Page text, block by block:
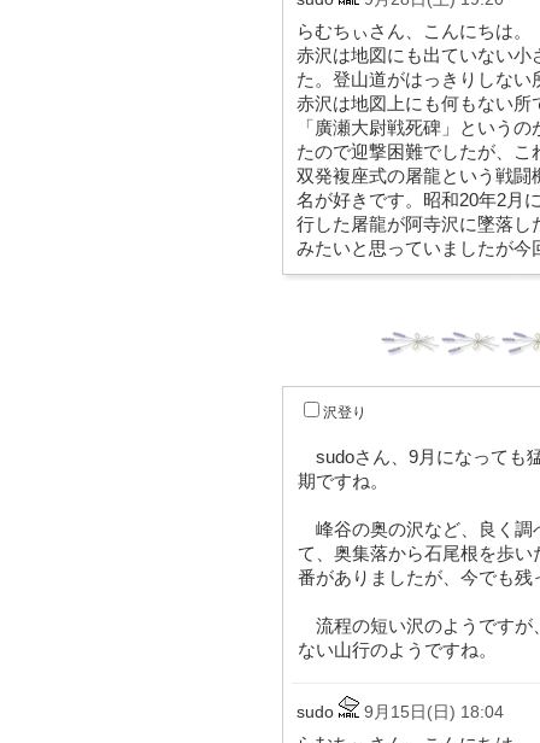
らむちぃさん、こんにちは。
赤沢は地図にも出ていない
た。登山道がはっきりしな
赤沢は地図上にも何もない
「廣瀬大尉戦死碑」という
たので迎撃困難でしたが、
双発複座式の屠龍という戦闘
名が好きです。昭和20年2月
行した屠龍が阿寺沢に墜落
みたいと思っていましたが今
沢登り
sudoさん、9月になっても
期ですね。
峰谷の奥の沢など、良く調
て、奥集落から石尾根を歩
番がありましたが、今でも残
流程の短い沢のようですが
ない山行のようですね。
sudo 9月15日(日) 18:04